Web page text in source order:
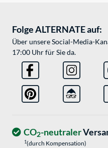
Folge ALTERNATE auf:
Über unsere Social-Media-
17:00 Uhr für Sie da.
CO2-neutraler
1(durch Kompensation)